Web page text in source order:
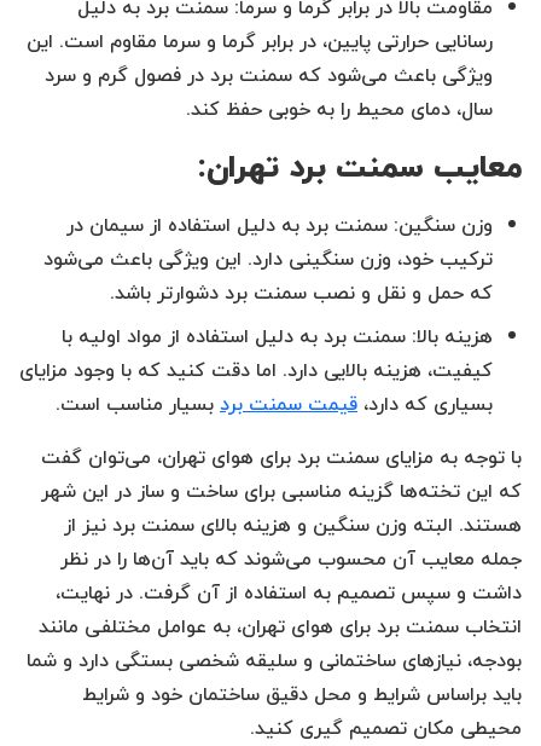
مقاومت بالا در برابر گرما و سرما: سمنت برد به دلیل
رسانایی حرارتی پایین، در برابر گرما و سرما مقاوم است. این
ویژگی باعث می‌شود که سمنت برد در فصول گرم و سرد
سال، دمای محیط را به خوبی حفظ کند.
معایب سمنت برد تهران:
وزن سنگین: سمنت برد به دلیل استفاده از سیمان در
ترکیب خود، وزن سنگینی دارد. این ویژگی باعث می‌شود
که حمل و نقل و نصب سمنت برد دشوارتر باشد.
هزینه بالا: سمنت برد به دلیل استفاده از مواد اولیه با
کیفیت، هزینه بالایی دارد. اما دقت کنید که با وجود مزایای
بسیاری که دارد، قیمت سمنت بردبسیار مناسب است.
با توجه به مزایای سمنت برد برای هوای تهران، می‌توان گفت
که این تخته‌ها گزینه مناسبی برای ساخت و ساز در این شهر
هستند. البته وزن سنگین و هزینه بالای سمنت برد نیز از
جمله معایب آن محسوب می‌شوند که باید آن‌ها را در نظر
داشت و سپس تصمیم به استفاده از آن گرفت. در نهایت،
انتخاب سمنت برد برای هوای تهران، به عوامل مختلفی مانند
بودجه، نیازهای ساختمانی و سلیقه شخصی بستگی دارد و شما
باید براساس شرایط و محل دقیق ساختمان خود و شرایط
محیطی مکان تصمیم گیری کنید.